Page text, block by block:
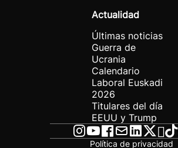
Actualidad
Últimas noticias
Guerra de
Ucrania
Calendario
Laboral Euskadi
2026
Titulares del día
EEUU y Trump
Política de privacidad